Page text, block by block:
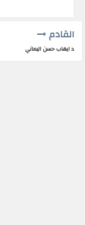
القادم
د ايهاب حسن اليماني